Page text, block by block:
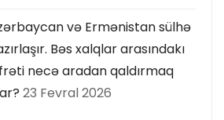
və Ermənistan sülhə
Bəs xalqlar arasındakı
necə aradan qaldırmaq
23 Fevral 2026